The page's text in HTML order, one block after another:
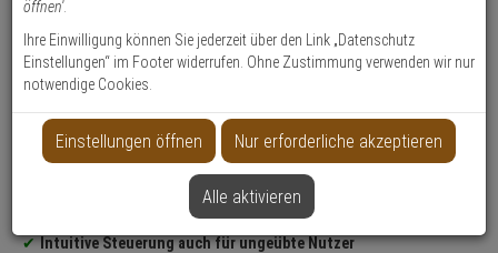
um
Suche
Produktmerkmale Lagerabverkauf
Datenblatt drucken
Weitere Varianten...
Video-Innenstation, Audio-Innenstation - Modell: 2N Indoor Compact
Intuitive Steuerung auch für ungeübte Nutzer
öffnen'.
Ihre Einwilligung können Sie jederzeit über den Link „Datenschutz
Einstellungen“ im Footer widerrufen. Ohne Zustimmung verwenden wir nur
notwendige Cookies.
Einstellungen öffnen Nur erforderliche akzeptieren
Alle aktivieren